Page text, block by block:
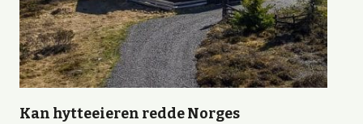
Kan hytteeieren redde Norges